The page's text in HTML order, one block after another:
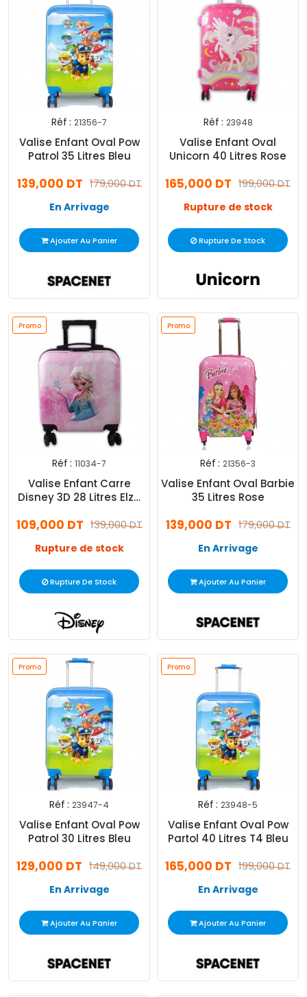
Réf : 21356-7
Valise Enfant Oval Pow
Patrol 35 Litres Bleu
179,000 DT
139,000 DT
En Arrivage
Ajouter Au Panier
Réf : 23948
Valise Enfant Oval
Unicorn 40 Litres Rose
199,000 DT
165,000 DT
Rupture de stock
Rupture De Stock
Promo
Réf : 11034-7
Valise Enfant Carre
Disney 3D 28 Litres Elza
139,000 DT
109,000 DT
Rupture de stock
Rupture De Stock
Promo
Réf : 21356-3
Valise Enfant Oval Barbie
35 Litres Rose
179,000 DT
139,000 DT
En Arrivage
Ajouter Au Panier
Promo
Réf : 23947-4
Valise Enfant Oval Pow
Patrol 30 Litres Bleu
149,000 DT
129,000 DT
En Arrivage
Ajouter Au Panier
Promo
Réf : 23948-5
Valise Enfant Oval Pow
Partol 40 Litres T4 Bleu
199,000 DT
165,000 DT
En Arrivage
Ajouter Au Panier